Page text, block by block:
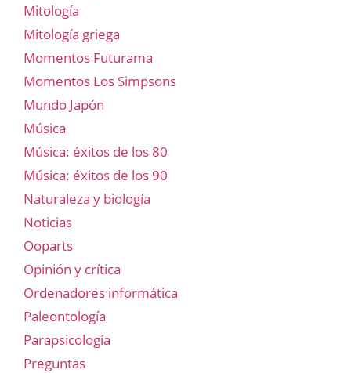
Mitología
Mitología griega
Momentos Futurama
Momentos Los Simpsons
Mundo Japón
Música
Música: éxitos de los 80
Música: éxitos de los 90
Naturaleza y biología
Noticias
Ooparts
Opinión y crítica
Ordenadores informática
Paleontología
Parapsicología
Preguntas